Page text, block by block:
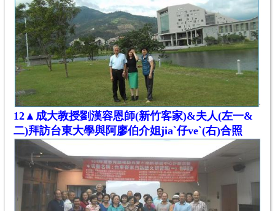
12 ▲成大教授劉漢容恩師(新竹客家)&夫人(左一&
二)拜訪台東大學與阿廖伯介姐jiaˋ仔veˋ(右)合照